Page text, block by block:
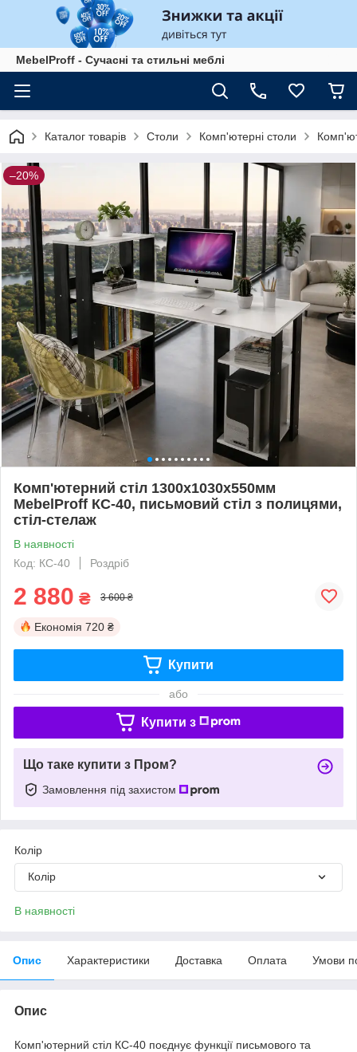
MebelProff - Сучасні та стильні меблі
Каталог товарів Столи Комп'ютерні столи
–20%
Комп'ютерний стіл 1300х1030х550мм
MebelProff КС-40, письмовий стіл з полицями,
стіл-стелаж
В наявності
Код: КС-40
Роздріб
2 880 ₴ 3 600 ₴
Економія 720 ₴
Купити
або
Купити з
Що таке купити з Пром?
Замовлення під захистом
Колір
Колір
В наявності
Опис Характеристики Доставка Оплата Умови
Опис
Комп'ютерний стіл КС-40 поєднує функції письмового та